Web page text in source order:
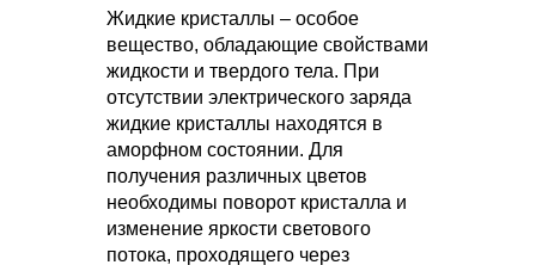
Жидкие кристаллы – особое
вещество, обладающие свойствами
жидкости и твердого тела. При
отсутствии электрического заряда
жидкие кристаллы находятся в
аморфном состоянии. Для
получения различных цветов
необходимы поворот кристалла и
изменение яркости светового
потока, проходящего через